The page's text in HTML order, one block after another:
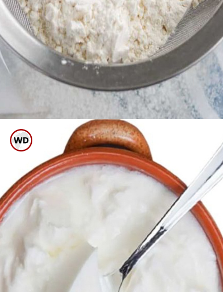
ಮೊದಲು ಪೂರಿ ಕಲಸಿಕೊಳ್ಳುವಾಗ
ಅದಕ್ಕೆ ಬಿಸಿ ನೀರು ಹಾಕಿ ಚೆನ್ನಾಗಿ
ಕಲಸಿಕೊಳ್ಳಿ